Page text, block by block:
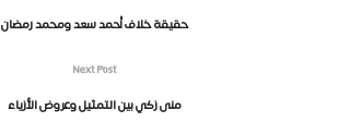
حقيقة خلاف أحمد سعد ومحمد رمضان
Next Post
منى زكي بين التمثيل وعروض الأزياء